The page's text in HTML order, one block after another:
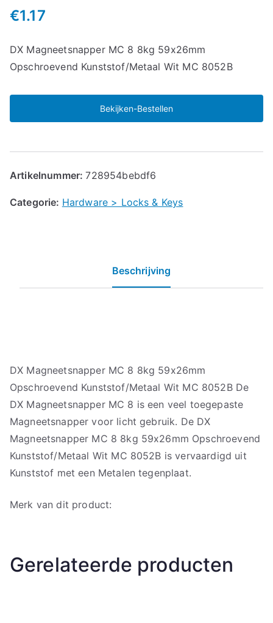
€1.17
DX Magneetsnapper MC 8 8kg 59x26mm
Opschroevend Kunststof/Metaal Wit MC 8052B
Bekijken-Bestellen
Artikelnummer:728954bebdf6
Categorie: Hardware > Locks & Keys
Beschrijving
DX Magneetsnapper MC 8 8kg 59x26mm
Opschroevend Kunststof/Metaal Wit MC 8052B De
DX Magneetsnapper MC 8 is een veel toegepaste
Magneetsnapper voor licht gebruik. De DX
Magneetsnapper MC 8 8kg 59x26mm Opschroevend
Kunststof/Metaal Wit MC 8052B is vervaardigd uit
Kunststof met een Metalen tegenplaat.
Merk van dit product:
Gerelateerde producten